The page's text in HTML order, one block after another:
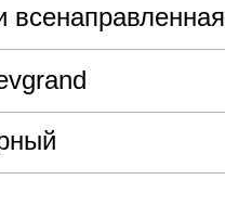
всенаправленная